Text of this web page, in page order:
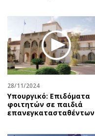
28/11/2024
Υπουργικό: Επιδόματα
φοιτητών σε παιδιά
επανεγκατασταθέντων